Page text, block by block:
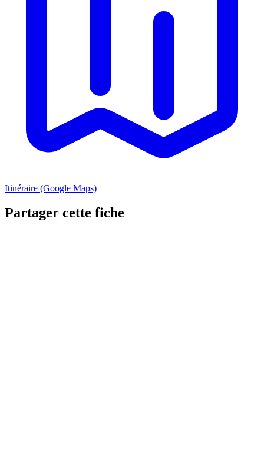
Itinéraire (Google Maps)
Partager cette fiche